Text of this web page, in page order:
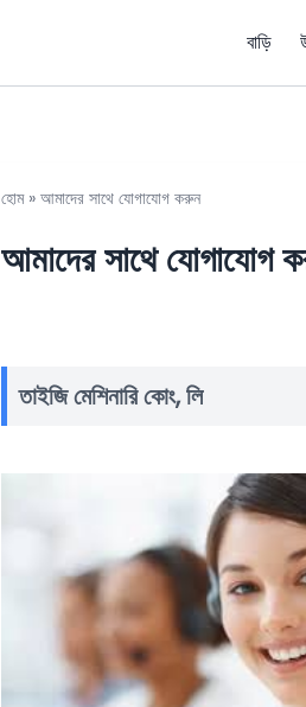
বাড়ি
হোম» আমাদের সাথে যোগাযোগ করুন
আমাদের সাথে যোগাযোগ
তাইজি মেশিনারি কোং, লি